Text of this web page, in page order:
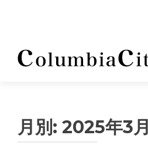
月別: 2025年3月